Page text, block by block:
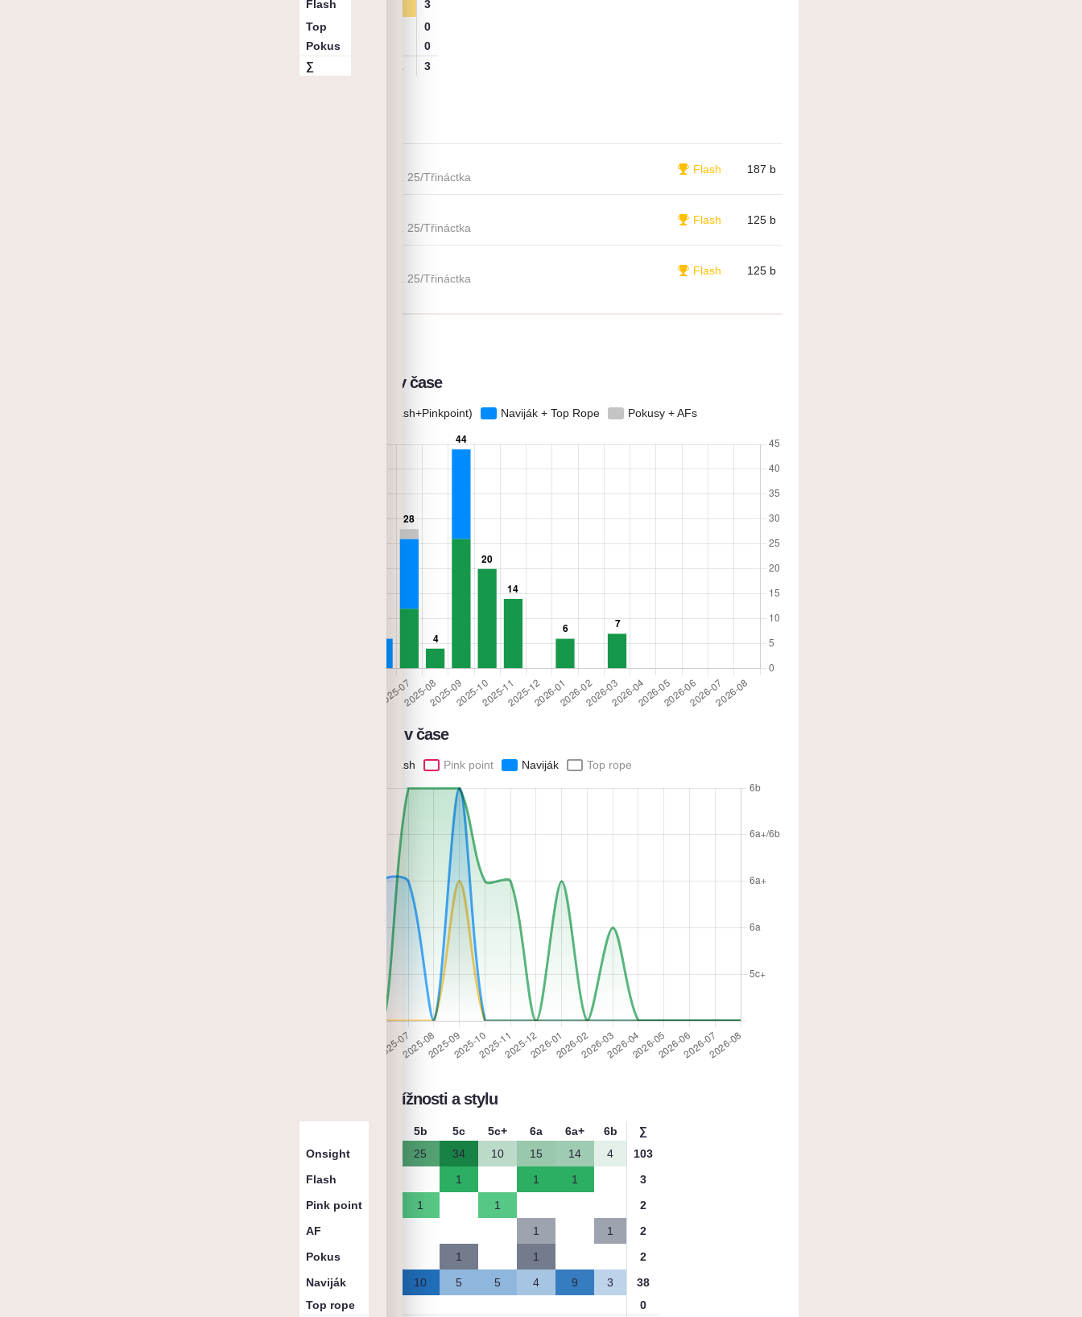
Flash
3
Top
0
Pokus
0
∑
1 3
23. 4. 25/Třináctka
Flash 187 b
23. 4. 25/Třináctka
Flash 125 b
23. 4. 25/Třináctka
Flash 125 b
Počet přelezů v čase
Přelezy (OS+Flash+Pinkpoint) Naviják + Top Rope Pokusy + AFs
Nejtěžší přelez v čase
Flash Pink point Naviják Top rope
Přelezy dle obtížnosti a stylu
5b 5c 5c+ 6a 6a+ 6b
∑
Onsight
25 34 10 15 14 4
103
Flash
1 1 1
3
Pink point
1 1
2
AF
1 1
2
Pokus
1 1
2
Naviják
10 5 5 4 9 3
38
Top rope
0